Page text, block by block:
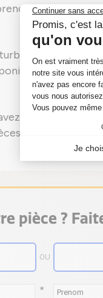
à quel point
besoin d'un kit
pièce ?
OU
*